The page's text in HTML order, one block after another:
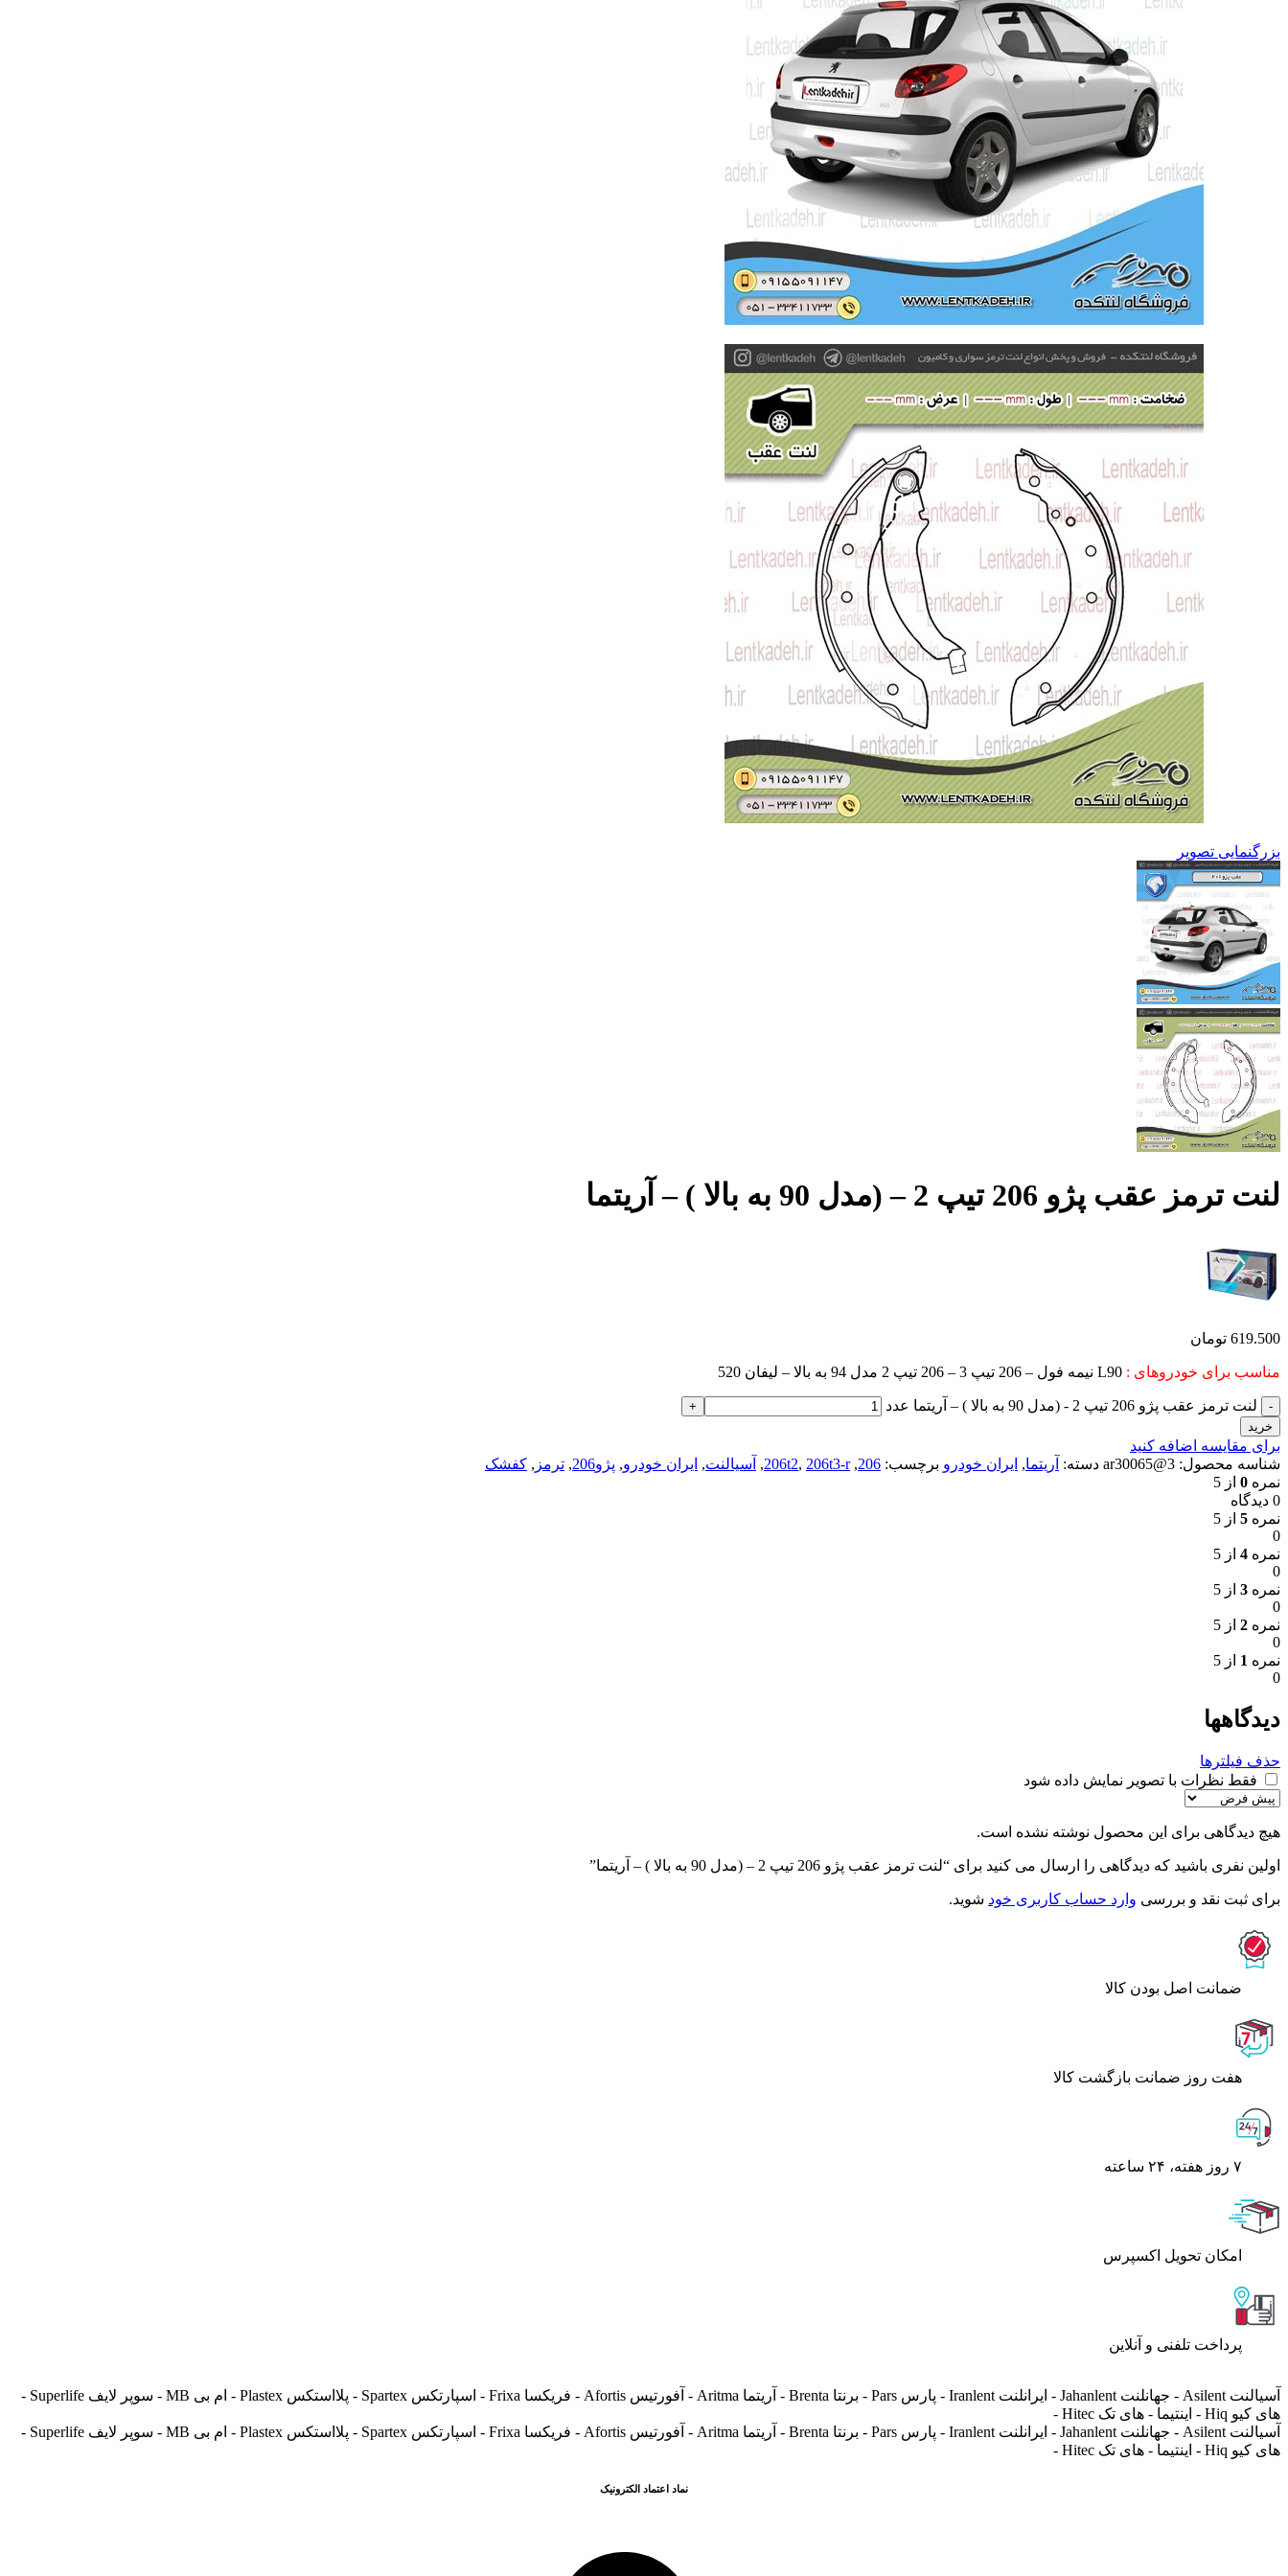
بزرگنمایی تصویر
لنت ترمز عقب پژو 206 تیپ 2 – (مدل 90 به بالا ) – آریتما
619.500 تومان
مناسب برای خودروهای : L90 نیمه فول – 206 تیپ 3 – 206 تیپ 2 مدل 94 به بالا – لیفان 520
لنت ترمز عقب پژو 206 تیپ 2 - (مدل 90 به بالا ) – آریتما عدد
خرید
برای مقایسه اضافه کنید
شناسه محصول: 3@ar30065 دسته: آریتما, ایران خودرو برچسب: 206
,
206t2, 206t3-r
, آسیالنت, ایران خودرو, پژو206 , ترمز , کفشک
نمره 0 از 5
0 دیدگاه
نمره 5 از 5
0
نمره 4 از 5
0
نمره 3 از 5
0
نمره 2 از 5
0
نمره 1 از 5
0
دیدگاهها
حذف فیلترها
فقط نظرات با تصویر نمایش داده شود
هیچ دیدگاهی برای این محصول نوشته نشده است.
اولین نفری باشید که دیدگاهی را ارسال می کنید برای “لنت ترمز عقب پژو 206 تیپ 2 – (مدل 90 به بالا ) – آریتما”
برای ثبت نقد و بررسی وارد حساب کاربری خود شوید.
ﺿﻤﺎﻧﺖ اﺻﻞ ﺑﻮدن ﮐﺎﻟﺎ
هفت روز ضمانت بازگشت کالا
۷ روز ﻫﻔﺘﻪ، ۲۴ ﺳﺎﻋﺘﻪ
اﻣﮑﺎن ﺗﺤﻮﯾﻞ اﮐﺴﭙﺮس
پرداخت تلفنی و آنلاین
آسیالنت Asilent - جهانلنت Jahanlent - ایرانلنت Iranlent - پارس Pars - برنتا Brenta - آریتما Aritma - آفورتیس Afortis - فریکسا Frixa - اسپارتکس Spartex - پلااستکس Plastex - ام بی MB - سوپر لایف Superlife -
های کیو Hiq - اینتیما - های تک Hitec -
آسیالنت Asilent - جهانلنت Jahanlent - ایرانلنت Iranlent - پارس Pars - برنتا Brenta - آریتما Aritma - آفورتیس Afortis - فریکسا Frixa - اسپارتکس Spartex - پلااستکس Plastex - ام بی MB - سوپر لایف Superlife -
های کیو Hiq - اینتیما - های تک Hitec -
نماد اعتماد الکترونیک